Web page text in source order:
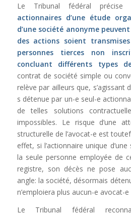
Le Tribunal fédéral
actionnaires d’une étude
d’une société anonyme
des actions soient
personnes tierces non
concluant différents types
contrat de société simple ou
relève par ailleurs que, s’agissant
s détenue par un-e seul-e
de telles solutions
impossibles. Le risque d’une
structurelle de l’avocat-e est
effet, si l’actionnaire unique
la seule personne employée de
registre, son décès ne pose
angle: la société, désormais
n’emploiera plus aucun-e avocat-
Le Tribunal fédéral